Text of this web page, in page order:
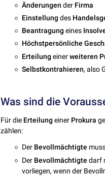
Änderungen der Firma
Einstellung des
Beantragung eines
Höchstpersönliche
Erteilung einerweiteren
Selbstkontrahieren, also
Was sind die
Für die Erteilung einer Prokura
zählen:
Der Bevollmächtigte
Der Bevollmächtigte darf
vorliegen, wenn der